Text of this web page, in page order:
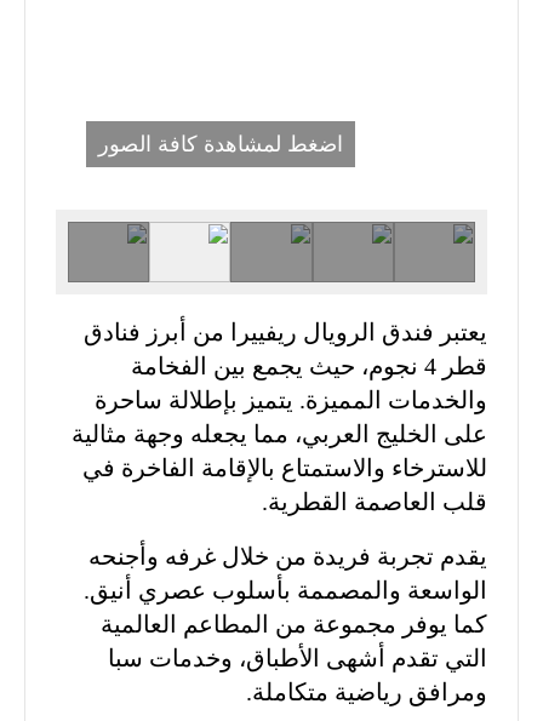
اضغط لمشاهدة كافة الصور
يعتبر فندق الرويال ريفييرا من أبرز فنادق
قطر 4 نجوم، حيث يجمع بين الفخامة
والخدمات المميزة. يتميز بإطلالة ساحرة
على الخليج العربي، مما يجعله وجهة مثالية
للاسترخاء والاستمتاع بالإقامة الفاخرة في
قلب العاصمة القطرية.
يقدم تجربة فريدة من خلال غرفه وأجنحه
الواسعة والمصممة بأسلوب عصري أنيق.
كما يوفر مجموعة من المطاعم العالمية
التي تقدم أشهى الأطباق، وخدمات سبا
ومرافق رياضية متكاملة.